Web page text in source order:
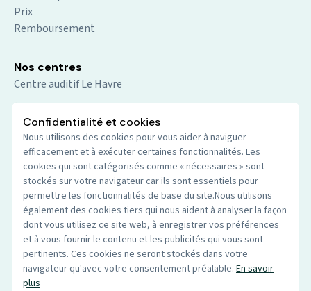
Confidentialité et cookies
Nous utilisons des cookies pour vous aider à naviguer
efficacement et à exécuter certaines fonctionnalités. Les
cookies qui sont catégorisés comme « nécessaires » sont
stockés sur votre navigateur car ils sont essentiels pour
permettre les fonctionnalités de base du site.Nous utilisons
également des cookies tiers qui nous aident à analyser la façon
dont vous utilisez ce site web, à enregistrer vos préférences
et à vous fournir le contenu et les publicités qui vous sont
pertinents. Ces cookies ne seront stockés dans votre
navigateur qu'avec votre consentement préalable. En savoir
plus
Prix
Remboursement
Infos pratiques
Mentions légales
Nos centres
Centre auditif Le Havre
Centre auditif Gennevilliers
Centre auditif Sevran
Centre auditif Caen Hérouville
Centre auditif Nice - La Trinité
Centre auditif Calais Mi-Voix
Centre auditif Reims